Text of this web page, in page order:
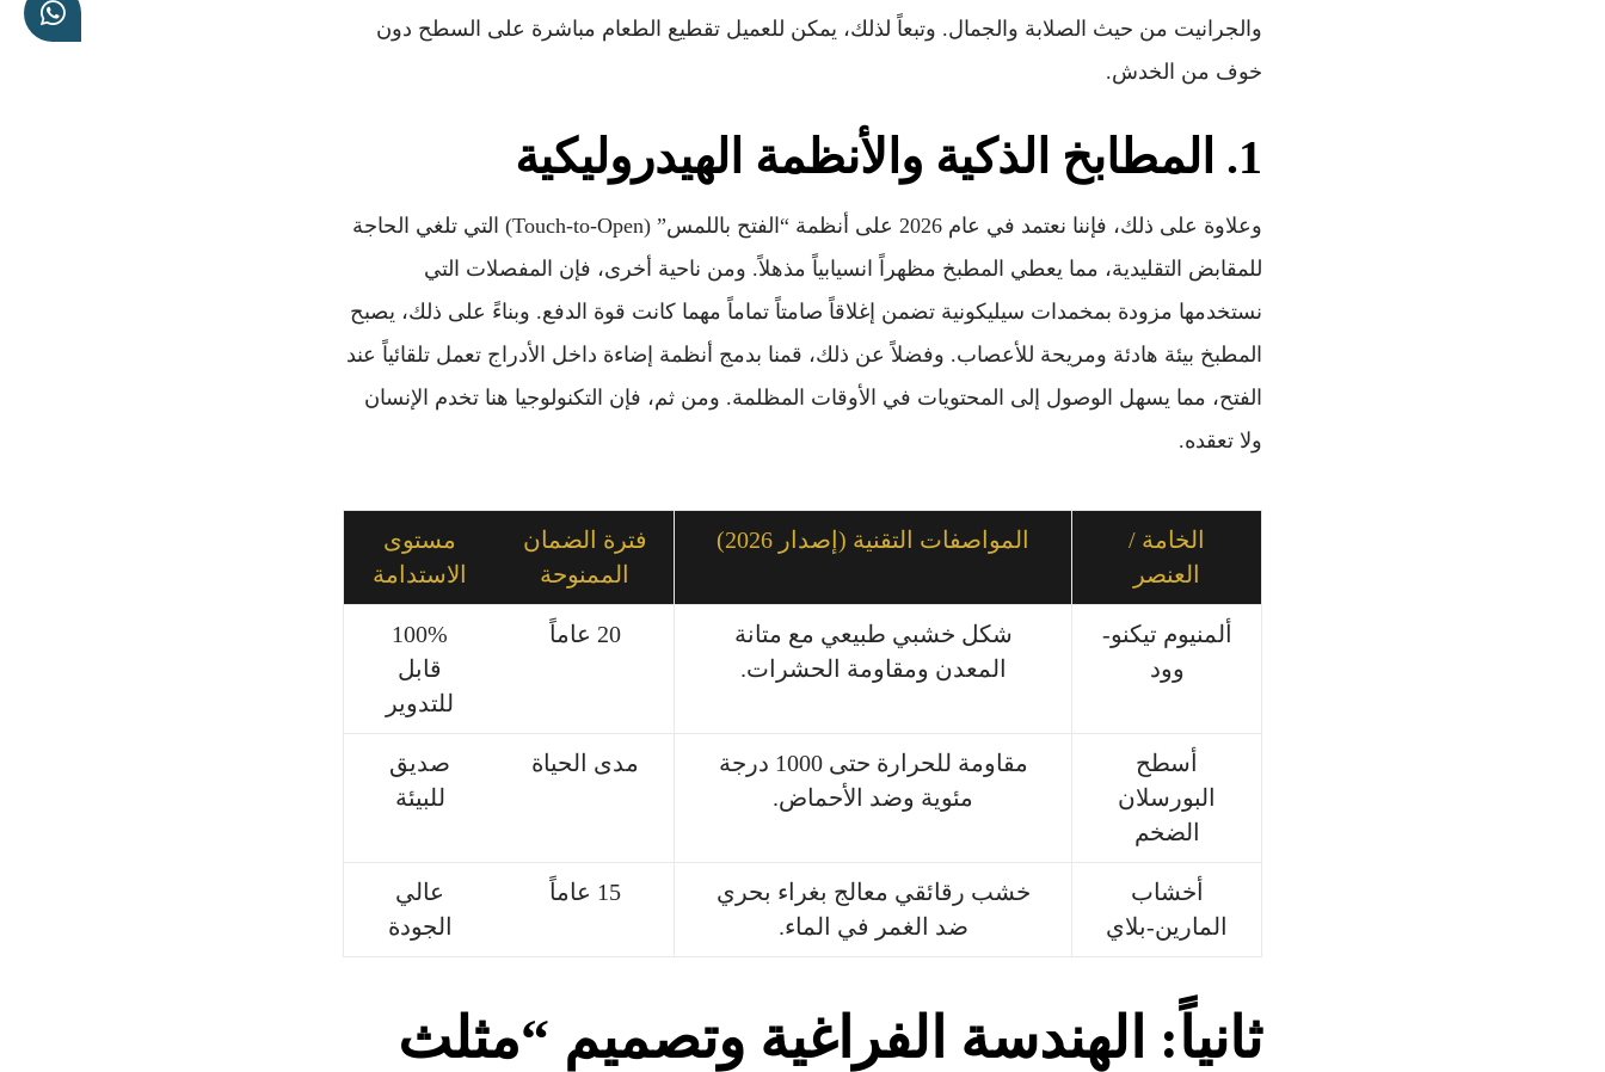
والجرانيت من حيث الصلابة والجمال. وتبعاً لذلك، يمكن للعميل تقطيع الطعام مباشرة على السطح دون
خوف من الخدش.
1. المطابخ الذكية والأنظمة الهيدروليكية
وعلاوة على ذلك، فإننا نعتمد في عام 2026 على أنظمة “الفتح باللمس” (Touch-to-Open) التي تلغي الحاجة
للمقابض التقليدية، مما يعطي المطبخ مظهراً انسيابياً مذهلاً. ومن ناحية أخرى، فإن المفصلات التي
نستخدمها مزودة بمخمدات سيليكونية تضمن إغلاقاً صامتاً تماماً مهما كانت قوة الدفع. وبناءً على ذلك، يصبح
المطبخ بيئة هادئة ومريحة للأعصاب. وفضلاً عن ذلك، قمنا بدمج أنظمة إضاءة داخل الأدراج تعمل تلقائياً عند
الفتح، مما يسهل الوصول إلى المحتويات في الأوقات المظلمة. ومن ثم، فإن التكنولوجيا هنا تخدم الإنسان
ولا تعقده.
الخامة /
العنصر
المواصفات التقنية (إصدار 2026)
فترة الضمان
الممنوحة
مستوى
الاستدامة
ألمنيوم تيكنو-
وود
شكل خشبي طبيعي مع متانة
المعدن ومقاومة الحشرات.
20 عاماً
100%
قابل
للتدوير
أسطح
البورسلان
الضخم
مقاومة للحرارة حتى 1000 درجة
مئوية وضد الأحماض.
مدى الحياة
صديق
للبيئة
أخشاب
المارين-بلاي
خشب رقائقي معالج بغراء بحري
ضد الغمر في الماء.
15 عاماً
عالي
الجودة
ثانياً: الهندسة الفراغية وتصميم “مثلث